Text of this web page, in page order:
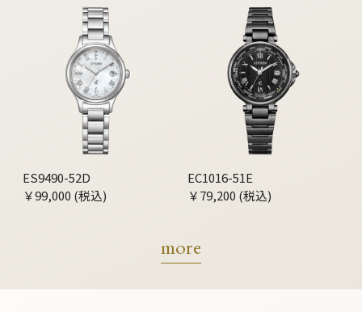
ES9490-52D
￥99,000 (税込)
EC1016-51E
￥79,200 (税込)
more